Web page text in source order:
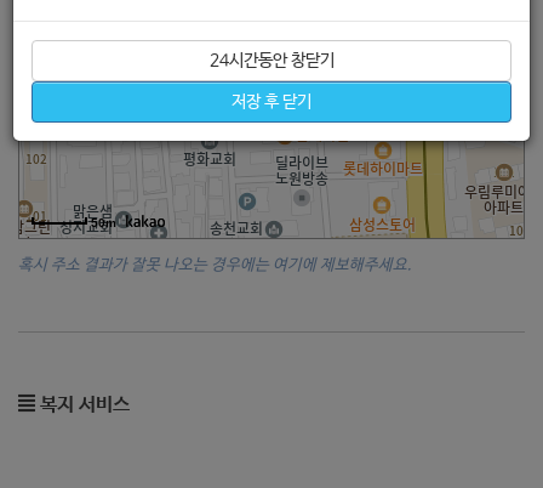
24시간동안 창닫기
저장 후 닫기
50m
혹시 주소 결과가 잘못 나오는 경우에는 여기에 제보해주세요.
복지 서비스